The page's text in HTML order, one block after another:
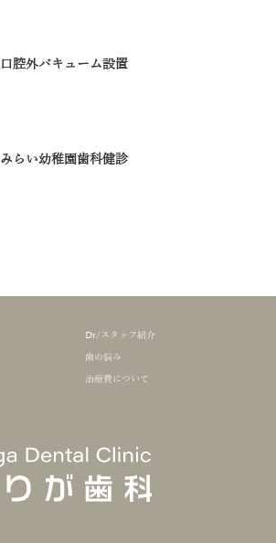
口腔外バキューム設置
みらい幼稚園歯科健診
Dr/スタッフ紹介
歯の悩み
治療費について